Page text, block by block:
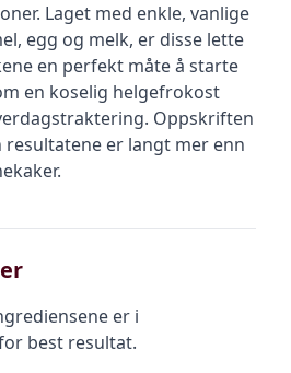
Laget med enkle, vanlige
egg og melk, er disse lette
en perfekt måte å starte
en koselig helgefrokost
Oppskriften
resultatene er langt mer enn
er i
best resultat.